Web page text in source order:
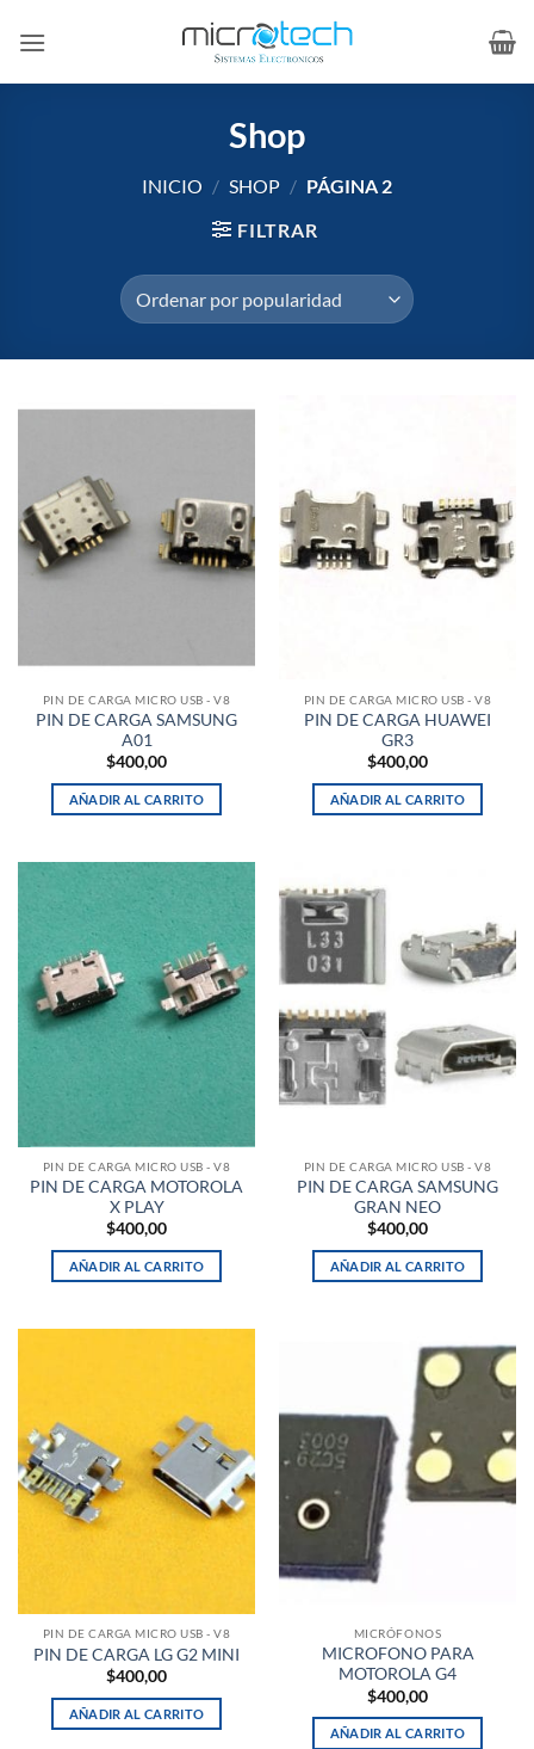
Shop
INICIO / SHOP / PÁGINA 2
FILTRAR
PIN DE CARGA MICRO USB - V8
PIN DE CARGA SAMSUNG
A01
$400,00
AÑADIR AL CARRITO
PIN DE CARGA MICRO USB - V8
PIN DE CARGA HUAWEI
GR3
$400,00
AÑADIR AL CARRITO
PIN DE CARGA MICRO USB - V8
PIN DE CARGA MOTOROLA
X PLAY
$400,00
AÑADIR AL CARRITO
PIN DE CARGA MICRO USB - V8
PIN DE CARGA SAMSUNG
GRAN NEO
$400,00
AÑADIR AL CARRITO
PIN DE CARGA MICRO USB - V8
PIN DE CARGA LG G2 MINI
$400,00
AÑADIR AL CARRITO
MICRÓFONOS
MICROFONO PARA
MOTOROLA G4
$400,00
AÑADIR AL CARRITO